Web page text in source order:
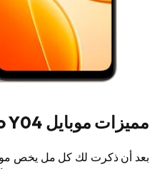
مميزات موبايل Vivo Y04